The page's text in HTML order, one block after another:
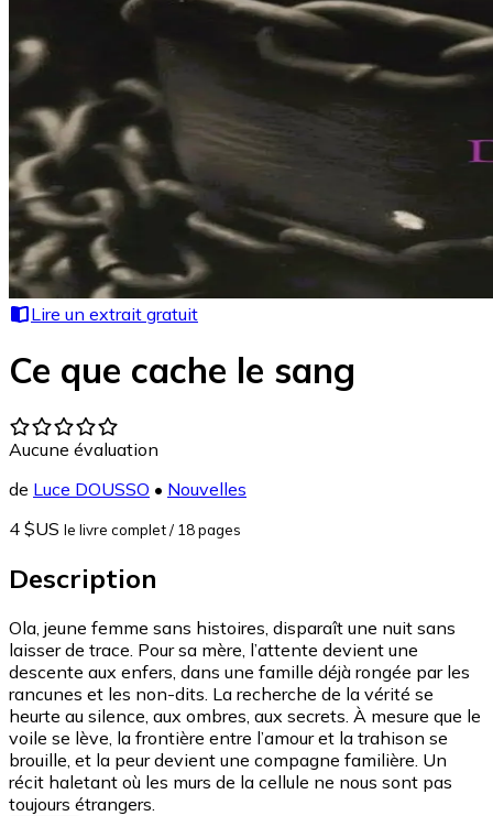
Lire un extrait gratuit
Ce que cache le sang
Aucune évaluation
de Luce DOUSSO • Nouvelles
4 $US le livre complet/ 18 pages
Description
Ola, jeune femme sans histoires, disparaît une nuit sans
laisser de trace. Pour sa mère, l’attente devient une
descente aux enfers, dans une famille déjà rongée par les
rancunes et les non-dits. La recherche de la vérité se
heurte au silence, aux ombres, aux secrets. À mesure que le
voile se lève, la frontière entre l’amour et la trahison se
brouille, et la peur devient une compagne familière. Un
récit haletant où les murs de la cellule ne nous sont pas
toujours étrangers.